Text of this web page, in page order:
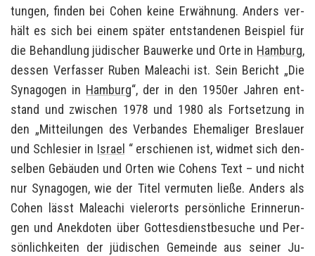
tun­gen, fin­den bei Cohen keine Er­wäh­nung. An­ders ver­
hält es sich bei einem spä­ter ent­stan­de­nen Bei­spiel für
die Be­hand­lung jü­di­scher Bau­wer­ke und Orte in Ham­burg,
des­sen Ver­fas­ser Ruben Ma­leachi ist. Sein Be­richt „Die
Syn­ago­gen in Ham­burg“, der in den 1950er Jah­ren ent­
stand und zwi­schen 1978 und 1980 als Fort­set­zung in
den „Mit­tei­lun­gen des Ver­ban­des Ehe­ma­li­ger Bres­lau­er
und Schle­si­er in Is­ra­el “er­schie­nen ist, wid­met sich den­
sel­ben Ge­bäu­den und Orten wie Co­hens Text – und nicht
nur Syn­ago­gen, wie der Titel ver­mu­ten ließe. An­ders als
Cohen lässt Ma­leachi vie­ler­orts per­sön­li­che Er­in­ne­run­
gen und An­ek­do­ten über Got­tes­dienst­be­su­che und Per­
sön­lich­kei­ten der jü­di­schen Ge­mein­de aus sei­ner Ju­